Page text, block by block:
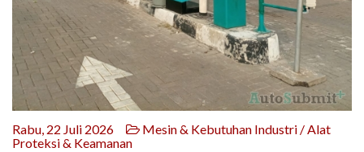
Rabu, 22 Juli 2026
Mesin & Kebutuhan Industri / Alat
Proteksi & Keamanan